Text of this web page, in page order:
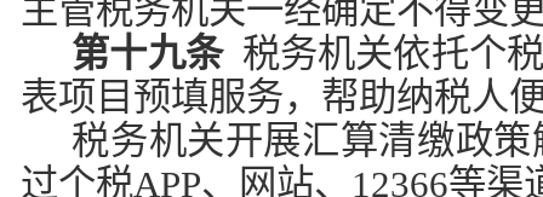
主管税务机关一经确定不得变
第十九条税务机关依托个
表项目预填服务，帮助纳税人
税务机关开展汇算清缴政
过个税APP、网站、12366等